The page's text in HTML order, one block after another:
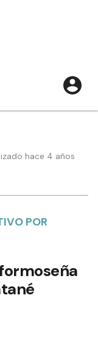
hace 4 años
POR